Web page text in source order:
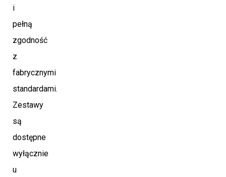
i
pełną
zgodność
z
fabrycznymi
standardami.
Zestawy
są
dostępne
wyłącznie
u